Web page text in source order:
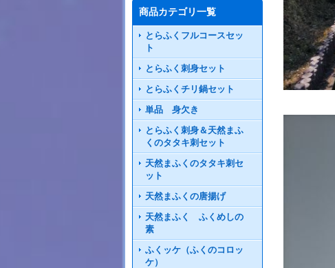
商品カテゴリ一覧
とらふくフルコースセッ
ト
とらふく刺身セット
とらふくチリ鍋セット
単品 身欠き
とらふく刺身＆天然まふ
くのタタキ刺セット
天然まふくのタタキ刺セ
ット
天然まふくの唐揚げ
天然まふく ふくめしの
素
ふくッケ（ふくのコロッ
ケ）